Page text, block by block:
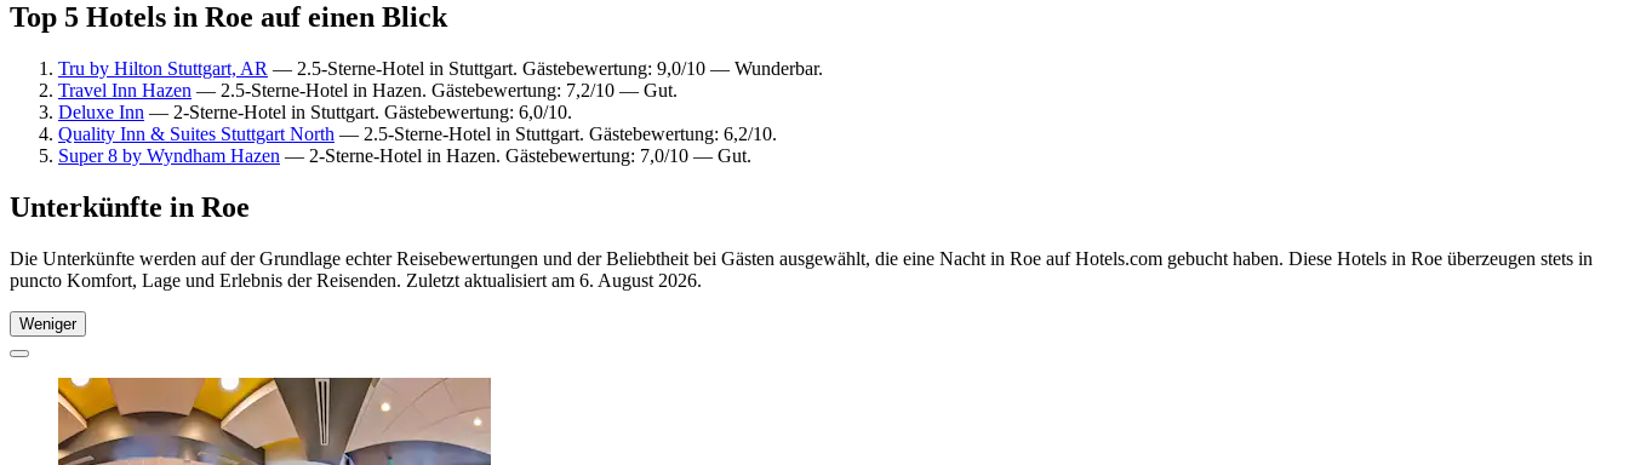
Top 5 Hotels in Roe auf einen Blick
Tru by Hilton Stuttgart, AR — 2.5-Sterne-Hotel in Stuttgart. Gästebewertung: 9,0/10 — Wunderbar.
Travel Inn Hazen — 2.5-Sterne-Hotel in Hazen. Gästebewertung: 7,2/10 — Gut.
Deluxe Inn — 2-Sterne-Hotel in Stuttgart. Gästebewertung: 6,0/10.
Quality Inn & Suites Stuttgart North — 2.5-Sterne-Hotel in Stuttgart. Gästebewertung: 6,2/10.
Super 8 by Wyndham Hazen — 2-Sterne-Hotel in Hazen. Gästebewertung: 7,0/10 — Gut.
Unterkünfte in Roe
Die Unterkünfte werden auf der Grundlage echter Reisebewertungen und der Beliebtheit bei Gästen ausgewählt, die eine Nacht in Roe auf Hotels.com gebucht haben. Diese Hotels in Roe überzeugen stets in
puncto Komfort, Lage und Erlebnis der Reisenden. Zuletzt aktualisiert am 6. August 2026.
Weniger